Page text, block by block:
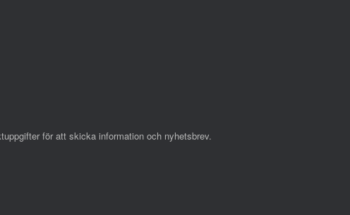
för att skicka information och nyhetsbrev.